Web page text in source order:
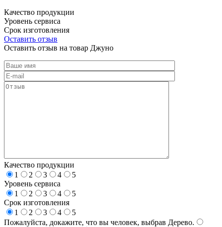
Качество продукции
Уровень сервиса
Срок изготовления
Оставить отзыв
Оставить отзыв на товар Джуно
Качество продукции
1
2 3 4
5
Уровень сервиса
1
2 3 4
5
Срок изготовления
1
2 3 4
5
Пожалуйста, докажите, что вы человек, выбрав Дерево.